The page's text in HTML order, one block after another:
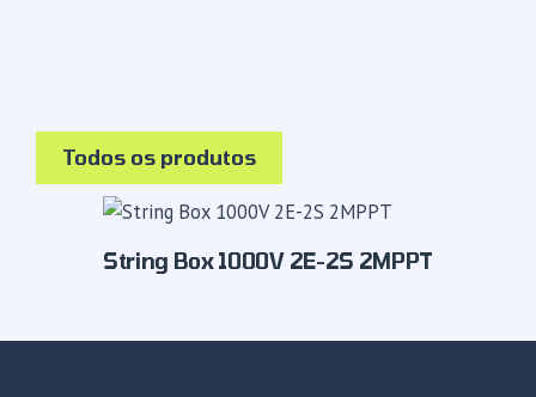
Todos os produtos
String Box 1000V 2E-2S 2MPPT